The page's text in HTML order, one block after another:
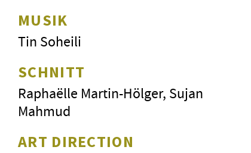
MUSIK
Tin Soheili
SCHNITT
Raphaëlle Martin-Hölger, Sujan
Mahmud
ART DIRECTION